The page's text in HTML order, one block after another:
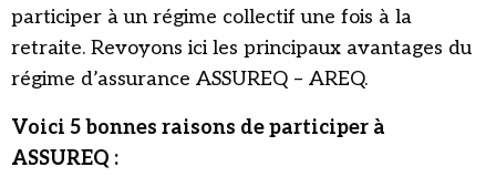
participer à un régime collectif une fois à la
retraite. Revoyons ici les principaux avantages du
régime d’assurance ASSUREQ – AREQ.
Voici 5 bonnes raisons de participer à
ASSUREQ :